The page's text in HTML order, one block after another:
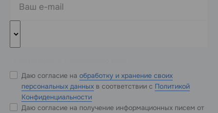
Даю согласие на обработку и хранение своих
персональных данных в соответствии с Политикой
Конфиденциальности
Даю согласие на получение информационных писем от